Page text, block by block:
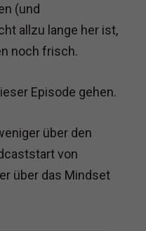
(und
allzu lange her ist,
noch frisch.
Episode gehen.
über den
von
über das Mindset